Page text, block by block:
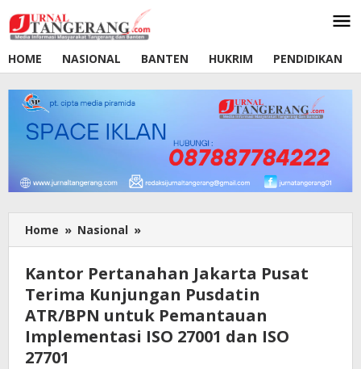
ke
konten
HOME
NASIONAL BANTEN HUKRIM PENDIDIKAN
Home » Nasional »
Pertanahan
Pusat
Terima
Kunjungan
Pusdatin
Kantor Pertanahan Jakarta Pusat
Terima Kunjungan Pusdatin
ATR/BPN untuk Pemantauan
Implementasi ISO 27001 dan ISO
27701